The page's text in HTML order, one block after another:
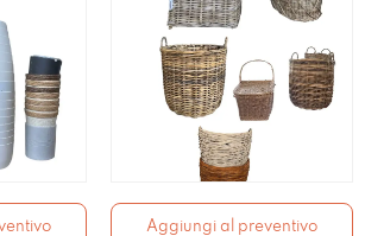
Aggiungi al preventivo